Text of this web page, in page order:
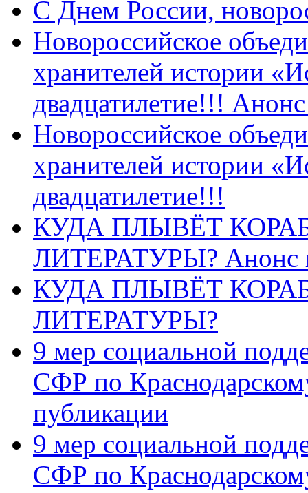
C Днем России,
Новороссийское
хранителей истории
двадцатилетие!!!
Новороссийское
хранителей истории
двадцатилетие!!!
КУДА ПЛЫВЁТ
ЛИТЕРАТУРЫ? Анонс
КУДА ПЛЫВЁТ
ЛИТЕРАТУРЫ?
9 мер социальной
СФР по
публикации
9 мер социальной
СФР по